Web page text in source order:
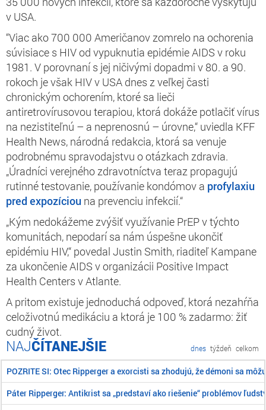
v USA.
“Viac ako 700 000 Američanov zomrelo na ochorenia
súvisiace s HIV od vypuknutia epidémie AIDS v roku
1981. V porovnaní s jej ničivými dopadmi v 80. a 90.
rokoch je však HIV v USA dnes z veľkej časti
chronickým ochorením, ktoré sa lieči
antiretrovírusovou terapiou, ktorá dokáže potlačiť vírus
na nezistiteľnú – a neprenosnú – úrovne,“ uviedla KFF
Health News, národná redakcia, ktorá sa venuje
podrobnému spravodajstvu o otázkach zdravia.
„Úradníci verejného zdravotníctva teraz propagujú
rutinné testovanie, používanie kondómov a profylaxiu
pred expozíciou na prevenciu infekcií.“
„Kým nedokážeme zvýšiť využívanie PrEP v týchto
komunitách, nepodarí sa nám úspešne ukončiť
epidémiu HIV,“ povedal Justin Smith, riaditeľ Kampane
za ukončenie AIDS v organizácii Positive Impact
Health Centers v Atlante.
A pritom existuje jednoduchá odpoveď, ktorá nezahŕňa
celoživotnú medikáciu a ktorá je 100 % zadarmo: žiť
cudný život.
ČÍTANEJŠIE dnes týždeň celkom
POZRITE SI: Otec Ripperger a exorcisti sa zhodujú, že démoni sa
Páter Ripperger: Antikrist sa „predstaví ako riešenie“ problémov